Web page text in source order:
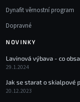
Dynafit věrnostní program
Dopravné
NOVINKY
Lavinová výbava - co
29.1.2024
Jak se starat o skialpové
20.12.2023